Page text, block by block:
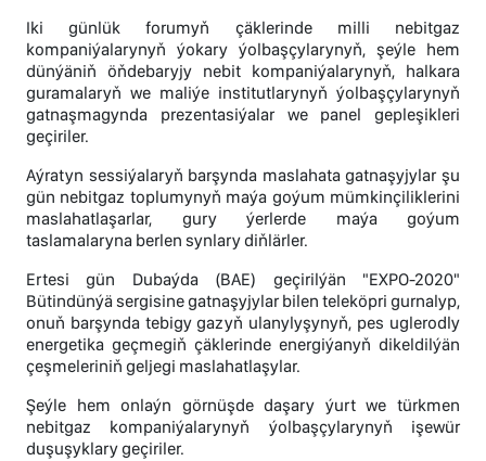
Iki günlük forumyň çäklerinde milli nebitgaz
kompaniýalarynyň ýokary ýolbaşçylarynyň, şeýle hem
dünýäniň öňdebaryjy nebit kompaniýalarynyň, halkara
guramalaryň we maliýe institutlarynyň ýolbaşçylarynyň
gatnaşmagynda prezentasiýalar we panel gepleşikleri
geçiriler.
Aýratyn sessiýalaryň barşynda maslahata gatnaşyjylar şu
gün nebitgaz toplumynyň maýa goýum mümkinçiliklerini
maslahatlaşarlar, gury ýerlerde maýa goýum
taslamalaryna berlen synlary diňlärler.
Ertesi gün Dubaýda (BAE) geçirilýän "EXPO-2020"
Bütindünýä sergisine gatnaşyjylar bilen teleköpri gurnalyp,
onuň barşynda tebigy gazyň ulanylyşynyň, pes uglerodly
energetika geçmegiň çäklerinde energiýanyň dikeldilýän
çeşmeleriniň geljegi maslahatlaşylar.
Şeýle hem onlaýn görnüşde daşary ýurt we türkmen
nebitgaz kompaniýalarynyň ýolbaşçylarynyň işewür
duşuşyklary geçiriler.